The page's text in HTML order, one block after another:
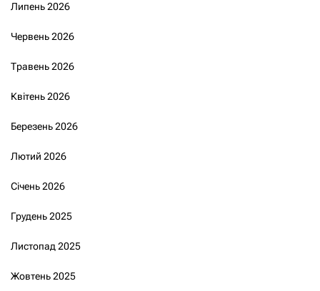
Липень 2026
Червень 2026
Травень 2026
Квітень 2026
Березень 2026
Лютий 2026
Січень 2026
Грудень 2025
Листопад 2025
Жовтень 2025